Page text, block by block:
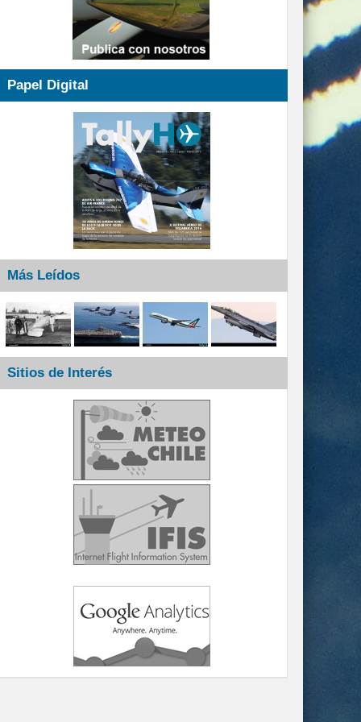
Papel Digital
Más Leídos
Sitios de Interés